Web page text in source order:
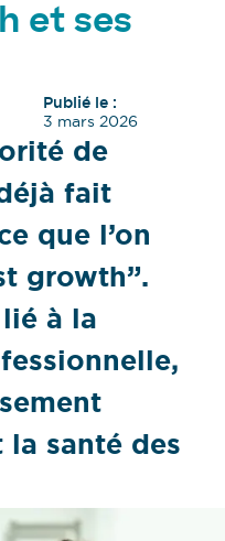
et ses
Publié le :
3 mars 2026
de
fait
que l’on
growth”.
à la
la santé des